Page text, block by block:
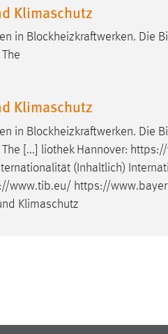
Klimaschutz
in Blockheizkraftwerken. Die
Klimaschutz
in Blockheizkraftwerken. Die
[...] liothek Hannover:
(Inhaltlich)
www.tib.eu/ https://
Klimaschutz